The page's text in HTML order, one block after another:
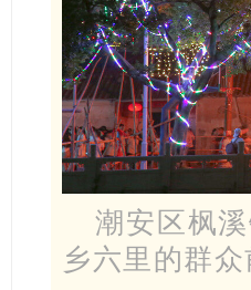
潮安区枫
乡六里的群众